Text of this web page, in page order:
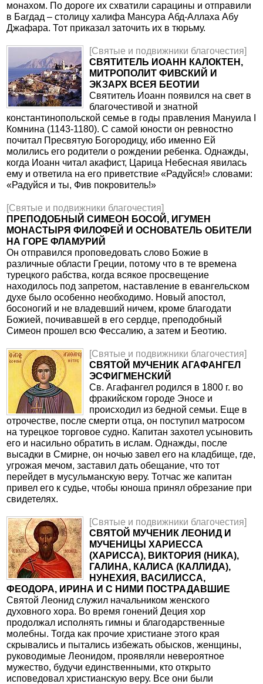
монахом. По дороге их схватили сарацины и отправили
в Багдад – столицу халифа Мансура Абд-Аллаха Абу
Джафара. Тот приказал заточить их в тюрьму.
[Святые и подвижники благочестия]
CВЯТИТЕЛЬ ИОАНН КАЛОКТЕН,
МИТРОПОЛИТ ФИВСКИЙ И
ЭКЗАРХ ВСЕЯ БЕОТИИ
Святитель Иоанн появился на свет в
благочестивой и знатной
константинопольской семье в годы правления Мануила I
Комнина (1143-1180). С самой юности он ревностно
почитал Пресвятую Богородицу, ибо именно Ей
молились его родители о рождении ребенка. Однажды,
когда Иоанн читал акафист, Царица Небесная явилась
ему и ответила на его приветствие «Радуйся!» словами:
«Радуйся и ты, Фив покровитель!»
[Святые и подвижники благочестия]
ПРЕПОДОБНЫЙ СИМЕОН БОСОЙ, ИГУМЕН
МОНАСТЫРЯ ФИЛОФЕЙ И ОСНОВАТЕЛЬ ОБИТЕЛИ
НА ГОРЕ ФЛАМУРИЙ
Он отправился проповедовать слово Божие в
различные области Греции, потому что в те времена
турецкого рабства, когда всякое просвещение
находилось под запретом, наставление в евангельском
духе было особенно необходимо. Новый апостол,
босоногий и не владевший ничем, кроме благодати
Божией, почивавшей в его сердце, преподобный
Симеон прошел всю Фессалию, а затем и Беотию.
[Святые и подвижники благочестия]
СВЯТОЙ МУЧЕНИК АГАФАНГЕЛ
ЭСФИГМЕНСКИЙ
Св. Агафангел родился в 1800 г. во
фракийском городе Эносе и
происходил из бедной семьи. Еще в
отрочестве, после смерти отца, он поступил матросом
на турецкое торговое судно. Капитан захотел усыновить
его и насильно обратить в ислам. Однажды, после
высадки в Смирне, он ночью завел его на кладбище, где,
угрожая мечом, заставил дать обещание, что тот
перейдет в мусульманскую веру. Тотчас же капитан
привел его к судье, чтобы юноша принял обрезание при
свидетелях.
[Святые и подвижники благочестия]
СВЯТОЙ МУЧЕНИК ЛЕОНИД И
МУЧЕНИЦЫ ХАРИЕССА
(ХАРИССА), ВИКТОРИЯ (НИКА),
ГАЛИНА, КАЛИСА (КАЛЛИДА),
НУНЕХИЯ, ВАСИЛИССА,
ФЕОДОРА, ИРИНА И С НИМИ ПОСТРАДАВШИЕ
Святой Леонид служил начальником женского
духовного хора. Во время гонений Деция хор
продолжал исполнять гимны и благодарственные
молебны. Тогда как прочие христиане этого края
скрывались и пытались избежать обысков, женщины,
руководимые Леонидом, проявляли невероятное
мужество, будучи единственными, кто открыто
исповедовал христианскую веру. Все они были